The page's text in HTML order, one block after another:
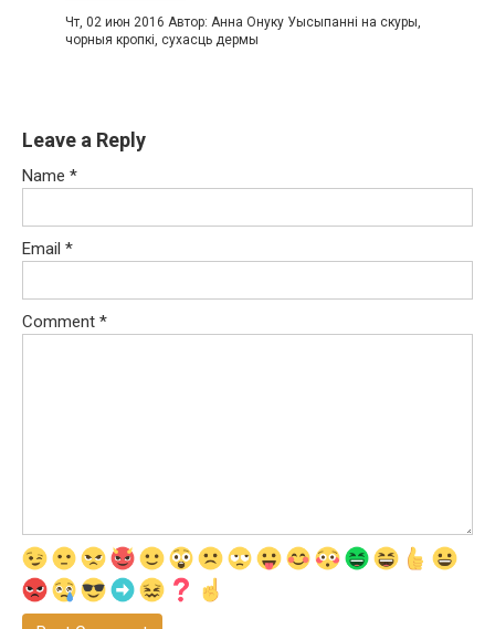
Чт, 02 июн 2016 Автор: Анна Онуку Уысыпанні на скуры,
чорныя кропкі, сухасць дермы
Leave a Reply
Name *
Email *
Comment *